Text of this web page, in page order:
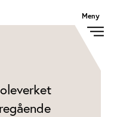
Meny